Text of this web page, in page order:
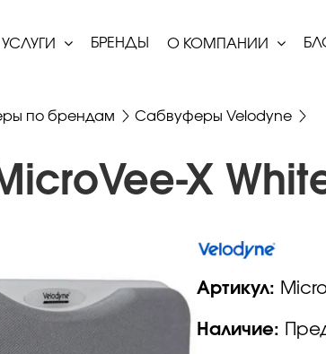
УСЛУГИ БРЕНДЫ О КОМПАНИИ
по брендам
Сабвуферы Velodyne
X
Артикул:
Наличие: